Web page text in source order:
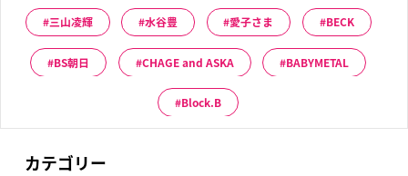
三山凌輝 水谷豊 愛子さま BECK
BS朝日 CHAGE and ASKA BABYMETAL
Block.B
カテゴリー